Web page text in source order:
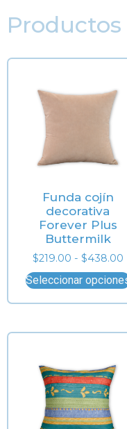
Funda cojín
decorativa
Forever Plus
Buttermilk
$219.00 - $438.00
Seleccionar